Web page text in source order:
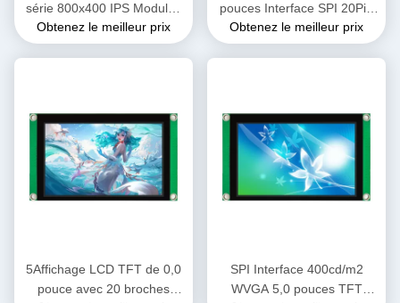
série 800x400 IPS Modules
LCD TFT Compatible avec
X86
Obtenez le meilleur prix
pouces Interface SPI 20Pin
LCM Écran d'affichage
LMT050WV008C-PZ015
Obtenez le meilleur prix
5Affichage LCD TFT de 0,0
pouce avec 20 broches
SPI Interface 400cd/m2
WVGA 5,0 pouces TFT